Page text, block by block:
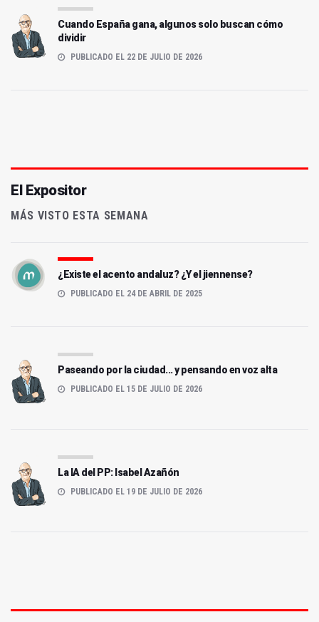
Cuando España gana, algunos solo buscan cómo
dividir
PUBLICADO EL 22 DE JULIO DE 2026
El Expositor
MÁS VISTO ESTA SEMANA
¿Existe el acento andaluz? ¿Y el jiennense?
PUBLICADO EL 24 DE ABRIL DE 2025
Paseando por la ciudad... y pensando en voz alta
PUBLICADO EL 15 DE JULIO DE 2026
La IA del PP: Isabel Azañón
PUBLICADO EL 19 DE JULIO DE 2026